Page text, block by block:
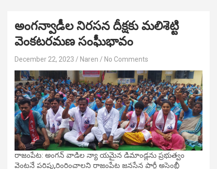
అంగన్వాడీల నిరసన దీక్షకు మలిశెట్టి
వెంకటరమణ సంఘీభావం
December 22, 2023 Naren No Comments
రాజంపేట: అంగన్ వాడిల న్యా యమైన డిమాండ్లను ప్రభుత్వం
వెంటనే పరిష్కరింరించాలని రాజంపేట జనసేన పార్టీ అసెంబ్లీ